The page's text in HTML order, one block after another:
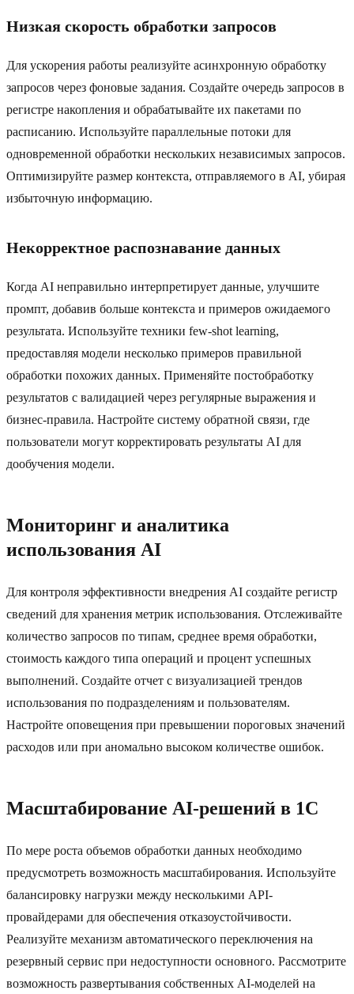
Низкая скорость обработки запросов
Для ускорения работы реализуйте асинхронную обработку
запросов через фоновые задания. Создайте очередь запросов в
регистре накопления и обрабатывайте их пакетами по
расписанию. Используйте параллельные потоки для
одновременной обработки нескольких независимых запросов.
Оптимизируйте размер контекста, отправляемого в AI, убирая
избыточную информацию.
Некорректное распознавание данных
Когда AI неправильно интерпретирует данные, улучшите
промпт, добавив больше контекста и примеров ожидаемого
результата. Используйте техники few-shot learning,
предоставляя модели несколько примеров правильной
обработки похожих данных. Применяйте постобработку
результатов с валидацией через регулярные выражения и
бизнес-правила. Настройте систему обратной связи, где
пользователи могут корректировать результаты AI для
дообучения модели.
Мониторинг и аналитика
использования AI
Для контроля эффективности внедрения AI создайте регистр
сведений для хранения метрик использования. Отслеживайте
количество запросов по типам, среднее время обработки,
стоимость каждого типа операций и процент успешных
выполнений. Создайте отчет с визуализацией трендов
использования по подразделениям и пользователям.
Настройте оповещения при превышении пороговых значений
расходов или при аномально высоком количестве ошибок.
Масштабирование AI-решений в 1C
По мере роста объемов обработки данных необходимо
предусмотреть возможность масштабирования. Используйте
балансировку нагрузки между несколькими API-
провайдерами для обеспечения отказоустойчивости.
Реализуйте механизм автоматического переключения на
резервный сервис при недоступности основного. Рассмотрите
возможность развертывания собственных AI-моделей на